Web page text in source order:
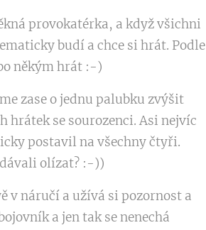
provokatérka, a když všichni
budí a chce si hrát. Podle
někým hrát :-)
zase o jednu palubku zvýšit
hrátek se sourozenci. Asi nejvíc
postavil na všechny čtyři.
olízat? :-))
v náručí a užívá si pozornost a
a jen tak se nenechá